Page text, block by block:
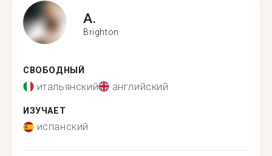
A.
Brighton
СВОБОДНЫЙ
итальянский английский
ИЗУЧАЕТ
испанский